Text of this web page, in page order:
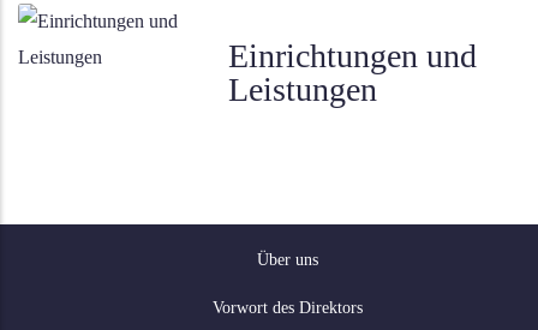
Einrichtungen und
Leistungen
Über uns
Vorwort des Direktors